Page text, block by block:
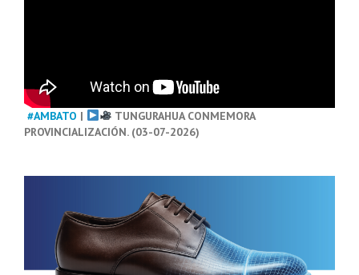
#AMBATO |
TUNGURAHUA CONMEMORA
PROVINCIALIZACIÓN. (03-07-2026)